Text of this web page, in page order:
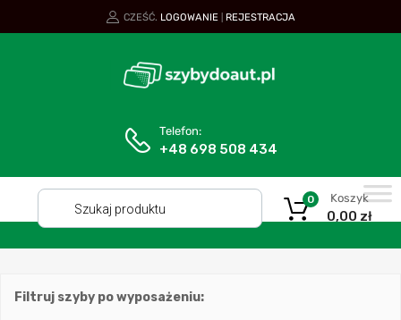
CZEŚĆ. LOGOWANIE REJESTRACJA
Telefon:
+48 698 508 434
Koszyk
0,00 zł
0
Filtruj szyby po wyposażeniu: